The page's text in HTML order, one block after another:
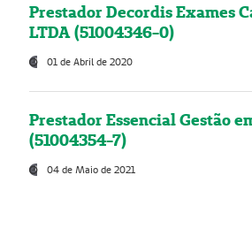
Prestador Decordis Exames
LTDA (51004346-0)
01 de Abril de 2020
Prestador Essencial Gestão
(51004354-7)
04 de Maio de 2021